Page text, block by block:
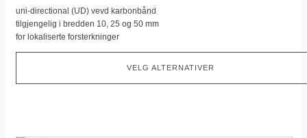
uni-directional (UD) vevd karbonbånd
tilgjengelig i bredden 10, 25 og 50 mm
for lokaliserte forsterkninger
VELG ALTERNATIVER